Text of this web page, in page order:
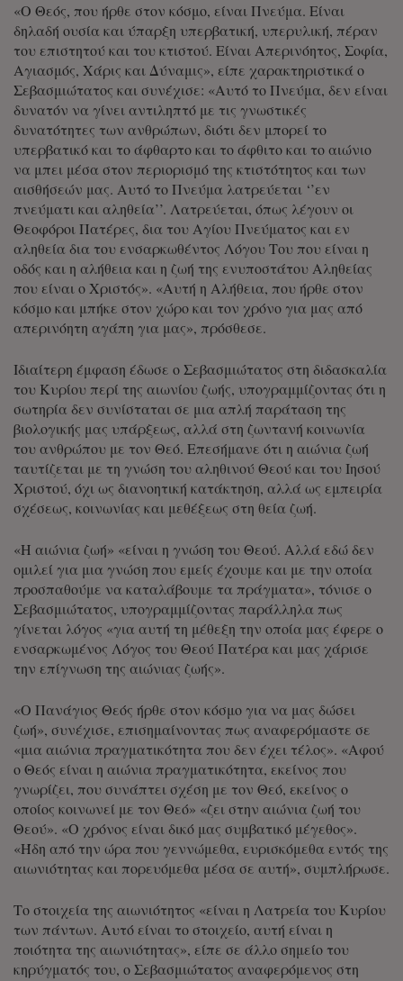
«Ο Θεός, που ήρθε στον κόσμο, είναι Πνεύμα. Είναι
δηλαδή ουσία και ύπαρξη υπερβατική, υπερυλική, πέραν
του επιστητού και του κτιστού. Είναι Απερινόητος, Σοφία,
Αγιασμός, Χάρις και Δύναμις», είπε χαρακτηριστικά ο
Σεβασμιώτατος και συνέχισε: «Αυτό το Πνεύμα, δεν είναι
δυνατόν να γίνει αντιληπτό με τις γνωστικές
δυνατότητες των ανθρώπων, διότι δεν μπορεί το
υπερβατικό και το άφθαρτο και το άφθιτο και το αιώνιο
να μπει μέσα στον περιορισμό της κτιστότητος και των
αισθήσεών μας. Αυτό το Πνεύμα λατρεύεται ‘’εν
πνεύματι και αληθεία’’. Λατρεύεται, όπως λέγουν οι
Θεοφόροι Πατέρες, δια του Αγίου Πνεύματος και εν
αληθεία δια του ενσαρκωθέντος Λόγου Του που είναι η
οδός και η αλήθεια και η ζωή της ενυποστάτου Αληθείας
που είναι ο Χριστός». «Αυτή η Αλήθεια, που ήρθε στον
κόσμο και μπήκε στον χώρο και τον χρόνο για μας από
απερινόητη αγάπη για μας», πρόσθεσε.
Ιδιαίτερη έμφαση έδωσε ο Σεβασμιώτατος στη διδασκαλία
του Κυρίου περί της αιωνίου ζωής, υπογραμμίζοντας ότι η
σωτηρία δεν συνίσταται σε μια απλή παράταση της
βιολογικής μας υπάρξεως, αλλά στη ζωντανή κοινωνία
του ανθρώπου με τον Θεό. Επεσήμανε ότι η αιώνια ζωή
ταυτίζεται με τη γνώση του αληθινού Θεού και του Ιησού
Χριστού, όχι ως διανοητική κατάκτηση, αλλά ως εμπειρία
σχέσεως, κοινωνίας και μεθέξεως στη θεία ζωή.
«Η αιώνια ζωή» «είναι η γνώση του Θεού. Αλλά εδώ δεν
ομιλεί για μια γνώση που εμείς έχουμε και με την οποία
προσπαθούμε να καταλάβουμε τα πράγματα», τόνισε ο
Σεβασμιώτατος, υπογραμμίζοντας παράλληλα πως
γίνεται λόγος «για αυτή τη μέθεξη την οποία μας έφερε ο
ενσαρκωμένος Λόγος του Θεού Πατέρα και μας χάρισε
την επίγνωση της αιώνιας ζωής».
«Ο Πανάγιος Θεός ήρθε στον κόσμο για να μας δώσει
ζωή», συνέχισε, επισημαίνοντας πως αναφερόμαστε σε
«μια αιώνια πραγματικότητα που δεν έχει τέλος». «Αφού
ο Θεός είναι η αιώνια πραγματικότητα, εκείνος που
γνωρίζει, που συνάπτει σχέση με τον Θεό, εκείνος ο
οποίος κοινωνεί με τον Θεό» «ζει στην αιώνια ζωή του
Θεού». «Ο χρόνος είναι δικό μας συμβατικό μέγεθος».
«Ήδη από την ώρα που γεννώμεθα, ευρισκόμεθα εντός της
αιωνιότητας και πορευόμεθα μέσα σε αυτή», συμπλήρωσε.
Το στοιχεία της αιωνιότητος «είναι η Λατρεία του Κυρίου
των πάντων. Αυτό είναι το στοιχείο, αυτή είναι η
ποιότητα της αιωνιότητας», είπε σε άλλο σημείο του
κηρύγματός του, ο Σεβασμιώτατος αναφερόμενος στη